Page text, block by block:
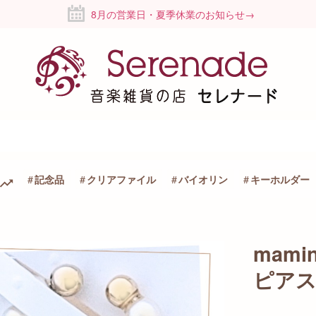
8月の営業日・夏季休業のお知らせ→
記念品 クリアファイル バイオリン キーホルダー
ピア